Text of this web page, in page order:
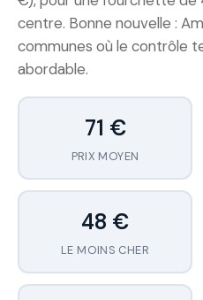
centre. Bonne nouvelle :
communes où le contrôle
abordable.
71 €
PRIX MOYEN
48 €
LE MOINS CHER